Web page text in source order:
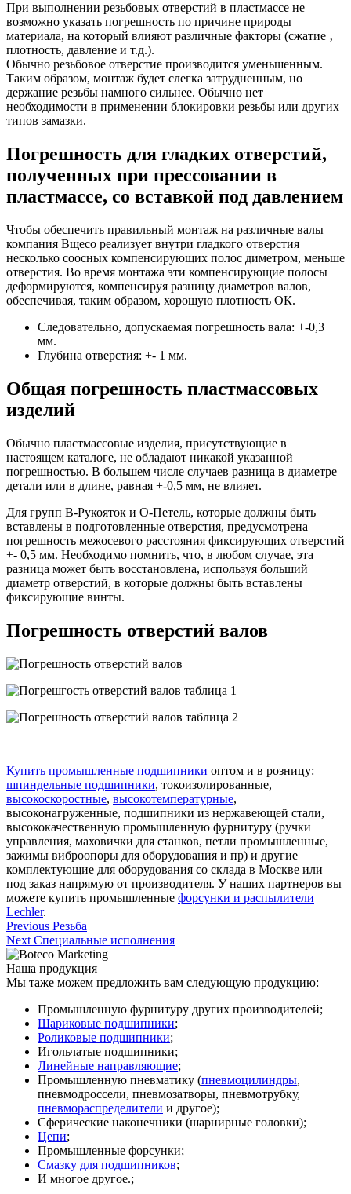
При выполнении резьбовых отверстий в пластмассе не
возможно указать погрешность по причине природы
материала, на который влияют различные факторы (сжатие ‚
плотность, давление и т.д.).
Обычно резьбовое отверстие производится уменьшенным.
Таким образом, монтаж будет слегка затрудненным, но
держание резьбы намного сильнее. Обычно нет
необходимости в применении блокировки резьбы или других
типов замазки.
Погрешность для гладких отверстий,
полученных при прессовании в
плаcтмассе, со вставкой под давлением
Чтобы обеспечить правильный монтаж на различные валы
компания Вщесо реализует внутри гладкого отверстия
несколько соосных компенсирующих полос диметром, меньше
отверстия. Во время монтажа эти компенсирующие полосы
деформируются, компенсируя разницу диаметров валов,
обеспечивая, таким образом, хорошую плотность ОК.
Следовательно, допускаемая погрешность вала: +-0,3
мм.
Глубина отверстия: +- 1 мм.
Общая погрешность пластмассовых
изделий
Обычно пластмассовые изделия, присутствующие в
настоящем каталоге, не обладают никакой указанной
погрешностью. В большем числе случаев разница в диаметре
детали или в длине, равная +-0,5 мм, не влияет.
Для групп В-Рукояток и О-Петель, которые должны быть
вставлены в подготовленные отверстия, предусмотрена
погрешность межосевого расстояния фиксирующих отверстий
+- 0,5 мм. Необходимо помнить, что, в любом случае, эта
разница может быть восстановлена, используя больший
диаметр отверстий, в которые должны быть вставлены
фиксирующие винты.
Погрешность отверстий валов
Купить промышленные подшипники оптом и в розницу:
шпиндельные подшипники, токоизолированные,
высокоскоростные, высокотемпературные,
высоконагруженные, подшипники из нержавеющей стали,
высококачественную промышленную фурнитуру (ручки
управления, маховички для станков, петли промышленные,
зажимы виброопоры для оборудования и пр) и другие
комплектующие для оборудования со склада в Москве или
под заказ напрямую от производителя. У наших партнеров вы
можете купить промышленные форсунки и распылители
Lechler.
Навигация
по
записям
Previous Previous
post:
Резьба
Next Next
post:
Специальные исполнения
Наша продукция
Мы таже можем предложить вам следующую продукцию:
Промышленную фурнитуру других производителей;
Шариковые подшипники;
Роликовые подшипники;
Игольчатые подшипники;
Линейные направляющие;
Промышленную пневматику (пневмоцилиндры,
пневмодроссели, пневмозатворы, пневмотрубку,
пневмораспределители и другое);
Сферические наконечники (шарнирные головки);
Цепи;
Промышленные форсунки;
Смазку для подшипников;
И многое другое.;